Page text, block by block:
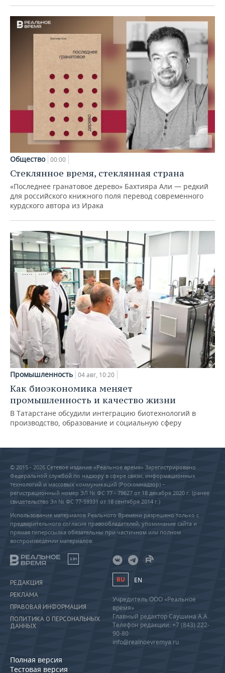
Общество 00:00
Стеклянное время, стеклянная страна
«Последнее гранатовое дерево» Бахтияра Али — редкий
для российского книжного поля перевод современного
курдского автора из Ирака
Промышленность 04 авг, 10:20
Как биоэкономика меняет
промышленность и качество жизни
В Татарстане обсудили интеграцию биотехнологий в
производство, образование и социальную сферу
© 2015 - 2026 Сетевое издание «Реальное время» Зарегистрировано
Федеральной службой по надзору в сфере связи, информационных
технологий и массовых коммуникаций (Роскомнадзор) –
регистрационный номер ЭЛ № ФС 77 - 79627 от 18 декабря 2020 г. (ранее
свидетельство Эл № ФС 77-59331 от 18 сентября 2014 г.)
Использование материалов Реального Времени разрешено только с
предварительного согласия правообладателей, упоминание сайта и
прямая гиперссылка обязательны при частичном или полном
воспроизведении материалов.
18+
РЕДАКЦИЯ
РЕКЛАМА
ПРАВОВАЯ ИНФОРМАЦИЯ
ПОЛИТИКА О ПЕРСОНАЛЬНЫХ
ДАННЫХ
Полная версия
Тестовая версия
RU EN
Учредитель ООО «Реальное
время»
Главный редактор Саушина А.А.
Телефон редакции: +7 (843) 222-
90-80
info@realnoevremya.ru